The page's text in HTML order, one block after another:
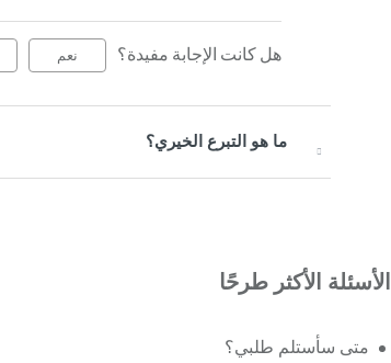
هل كانت الإجابة مفيدة؟ نعم
ما هو التبرع الخيري؟
الأسئلة الأكثر طرحًا
متى سأستلم طلبي؟